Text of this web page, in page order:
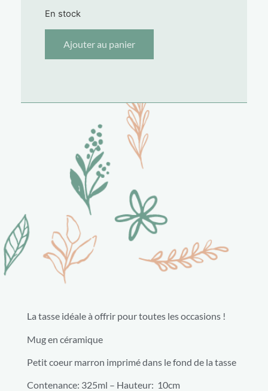
En stock
Ajouter au panier
La tasse idéale à offrir pour toutes les occasions !
Mug en céramique
Petit coeur marron imprimé dans le fond de la tasse
Contenance: 325ml – Hauteur: 10cm